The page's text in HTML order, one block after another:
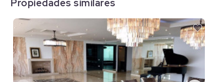
Propiedades similares